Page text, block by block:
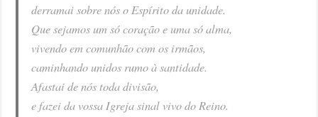
derramai sobre nós o Espírito da unidade.
Que sejamos um só coração e uma só alma,
vivendo em comunhão com os irmãos,
caminhando unidos rumo à santidade.
Afastai de nós toda divisão,
e fazei da vossa Igreja sinal vivo do Reino.